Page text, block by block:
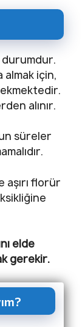
için,
alınır.
süreler
florür
elde
gerekir.